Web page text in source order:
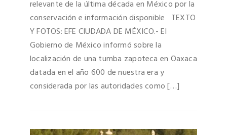
relevante de la última década en México por la
conservación e información disponible TEXTO
Y FOTOS: EFE CIUDADA DE MÉXICO.- El
Gobierno de México informó sobre la
localización de una tumba zapoteca en Oaxaca
datada en el año 600 de nuestra era y
considerada por las autoridades como […]